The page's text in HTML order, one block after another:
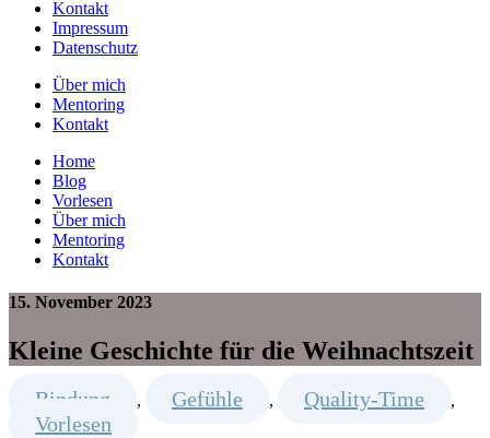
Kontakt
Impressum
Datenschutz
Über mich
Mentoring
Kontakt
Home
Blog
Vorlesen
Über mich
Mentoring
Kontakt
15. November 2023
Kleine Geschichte für die Weihnachtszeit
Bindung , Gefühle , Quality-Time ,
Vorlesen